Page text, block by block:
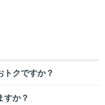
トクですか？
すか？